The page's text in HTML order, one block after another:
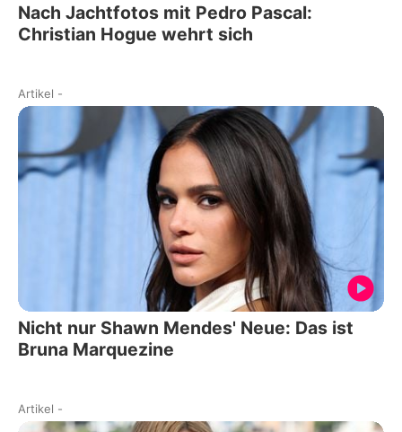
Nach Jachtfotos mit Pedro Pascal:
Christian Hogue wehrt sich
Artikel -
Nicht nur Shawn Mendes' Neue: Das ist
Bruna Marquezine
Artikel -